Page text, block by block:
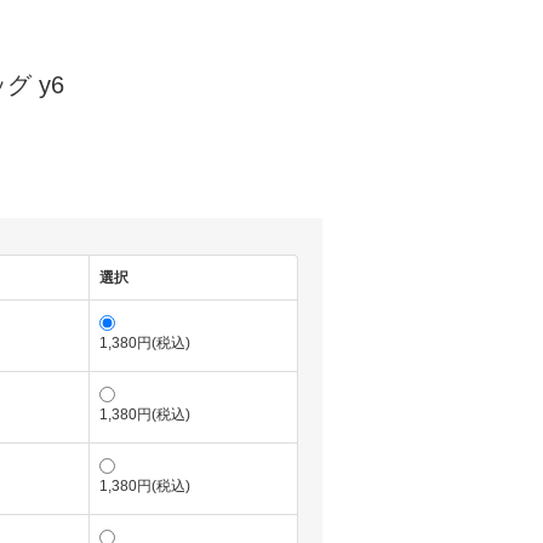
グ y6
選択
1,380円(税込)
1,380円(税込)
1,380円(税込)